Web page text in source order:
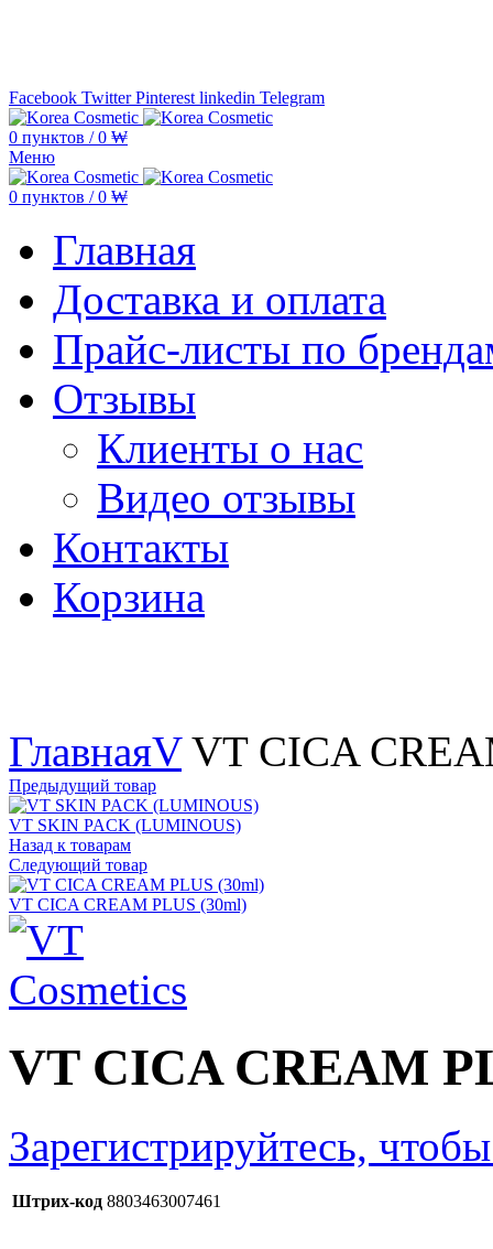
Facebook Twitter Pinterest linkedin Telegram
0 пунктов / 0 ₩
Меню
0 пунктов / 0 ₩
Главная
Доставка и оплата
Прайс-листы по
Отзывы
Клиенты о нас
Видео отзывы
Контакты
Корзина
ГлавнаяVVT CICA
Предыдущий товар
VT SKIN PACK (LUMINOUS)
Назад к товарам
Следующий товар
VT CICA CREAM PLUS (30ml)
VT CICA CREAM
Зарегистрируйтесь,
Штрих-код 8803463007461